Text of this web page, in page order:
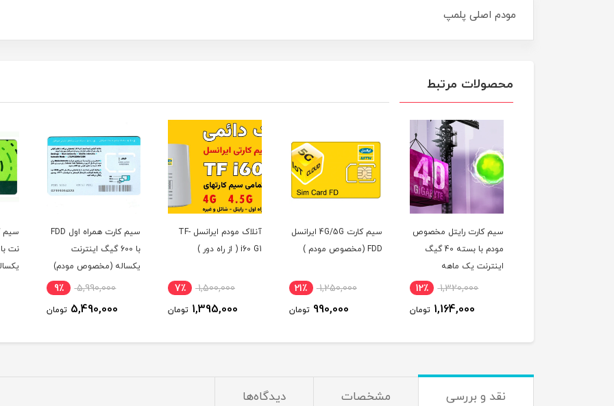
مودم اصلی پلمپ
محصولات مرتبط
سیم کارت رایتل مخصوص
مودم با بسته 40 گیگ
اینترنت یک ماهه
1,320,000 12٪
1,164,000 تومان
سیم کارت 4G/5G ایرانسل
FDD (مخصوص مودم )
1,250,000 21٪
990,000 تومان
آنلاک مودم ایرانسل TF-
i60 G1 ( از راه دور )
1,500,000 7٪
1,395,000 تومان
سیم کارت همراه اول FDD
با 600 گیگ اینترنت
یکساله (مخصوص مودم)
5,990,000 9٪
5,490,000 تومان
نت
نقد و بررسی مشخصات دیدگاه‌ها